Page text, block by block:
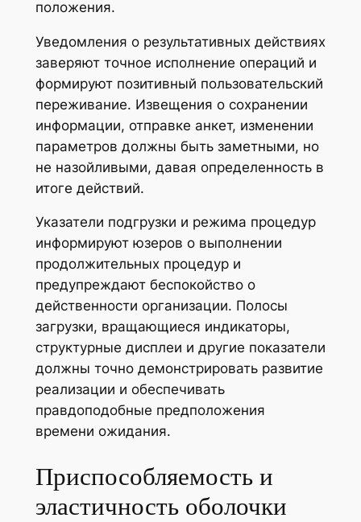
положения.
Уведомления о результативных действиях
заверяют точное исполнение операций и
формируют позитивный пользовательский
переживание. Извещения о сохранении
информации, отправке анкет, изменении
параметров должны быть заметными, но
не назойливыми, давая определенность в
итоге действий.
Указатели подгрузки и режима процедур
информируют юзеров о выполнении
продолжительных процедур и
предупреждают беспокойство о
действенности организации. Полосы
загрузки, вращающиеся индикаторы,
структурные дисплеи и другие показатели
должны точно демонстрировать развитие
реализации и обеспечивать
правдоподобные предположения
времени ожидания.
Приспособляемость и
эластичность оболочки